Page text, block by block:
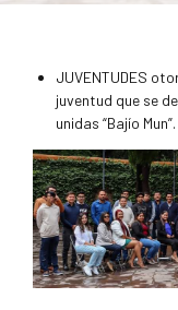
JUVENTUDES
juventud que se
unidas “Bajío Mun”.